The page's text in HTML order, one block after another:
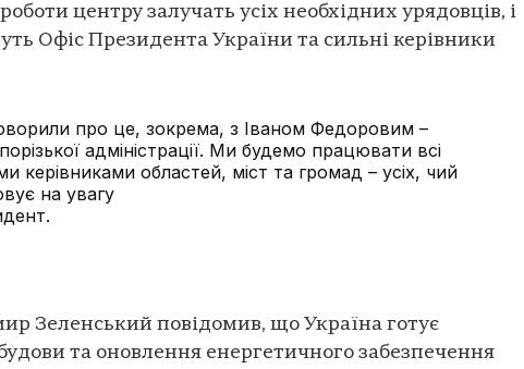
центру залучать усіх необхідних урядовців, і
Офіс Президента України та сильні керівники
про це, зокрема, з Іваном Федоровим –
адміністрації. Ми будемо працювати всі
керівниками областей, міст та громад – усіх, чий
на увагу
Зеленський повідомив, що Україна готує
та оновлення енергетичного забезпечення